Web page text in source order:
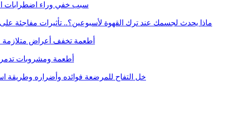
سبب خفي وراء اضطرابات
ماذا يحدث لجسمك عند ترك القهوة لأسبوعين؟.. تأثيرات مفاجئة على
أطعمة تخفف أعراض
أطعمة ومشروبات تدمر
خل التفاح للمرضعة فوائده وأضراره وطريقة